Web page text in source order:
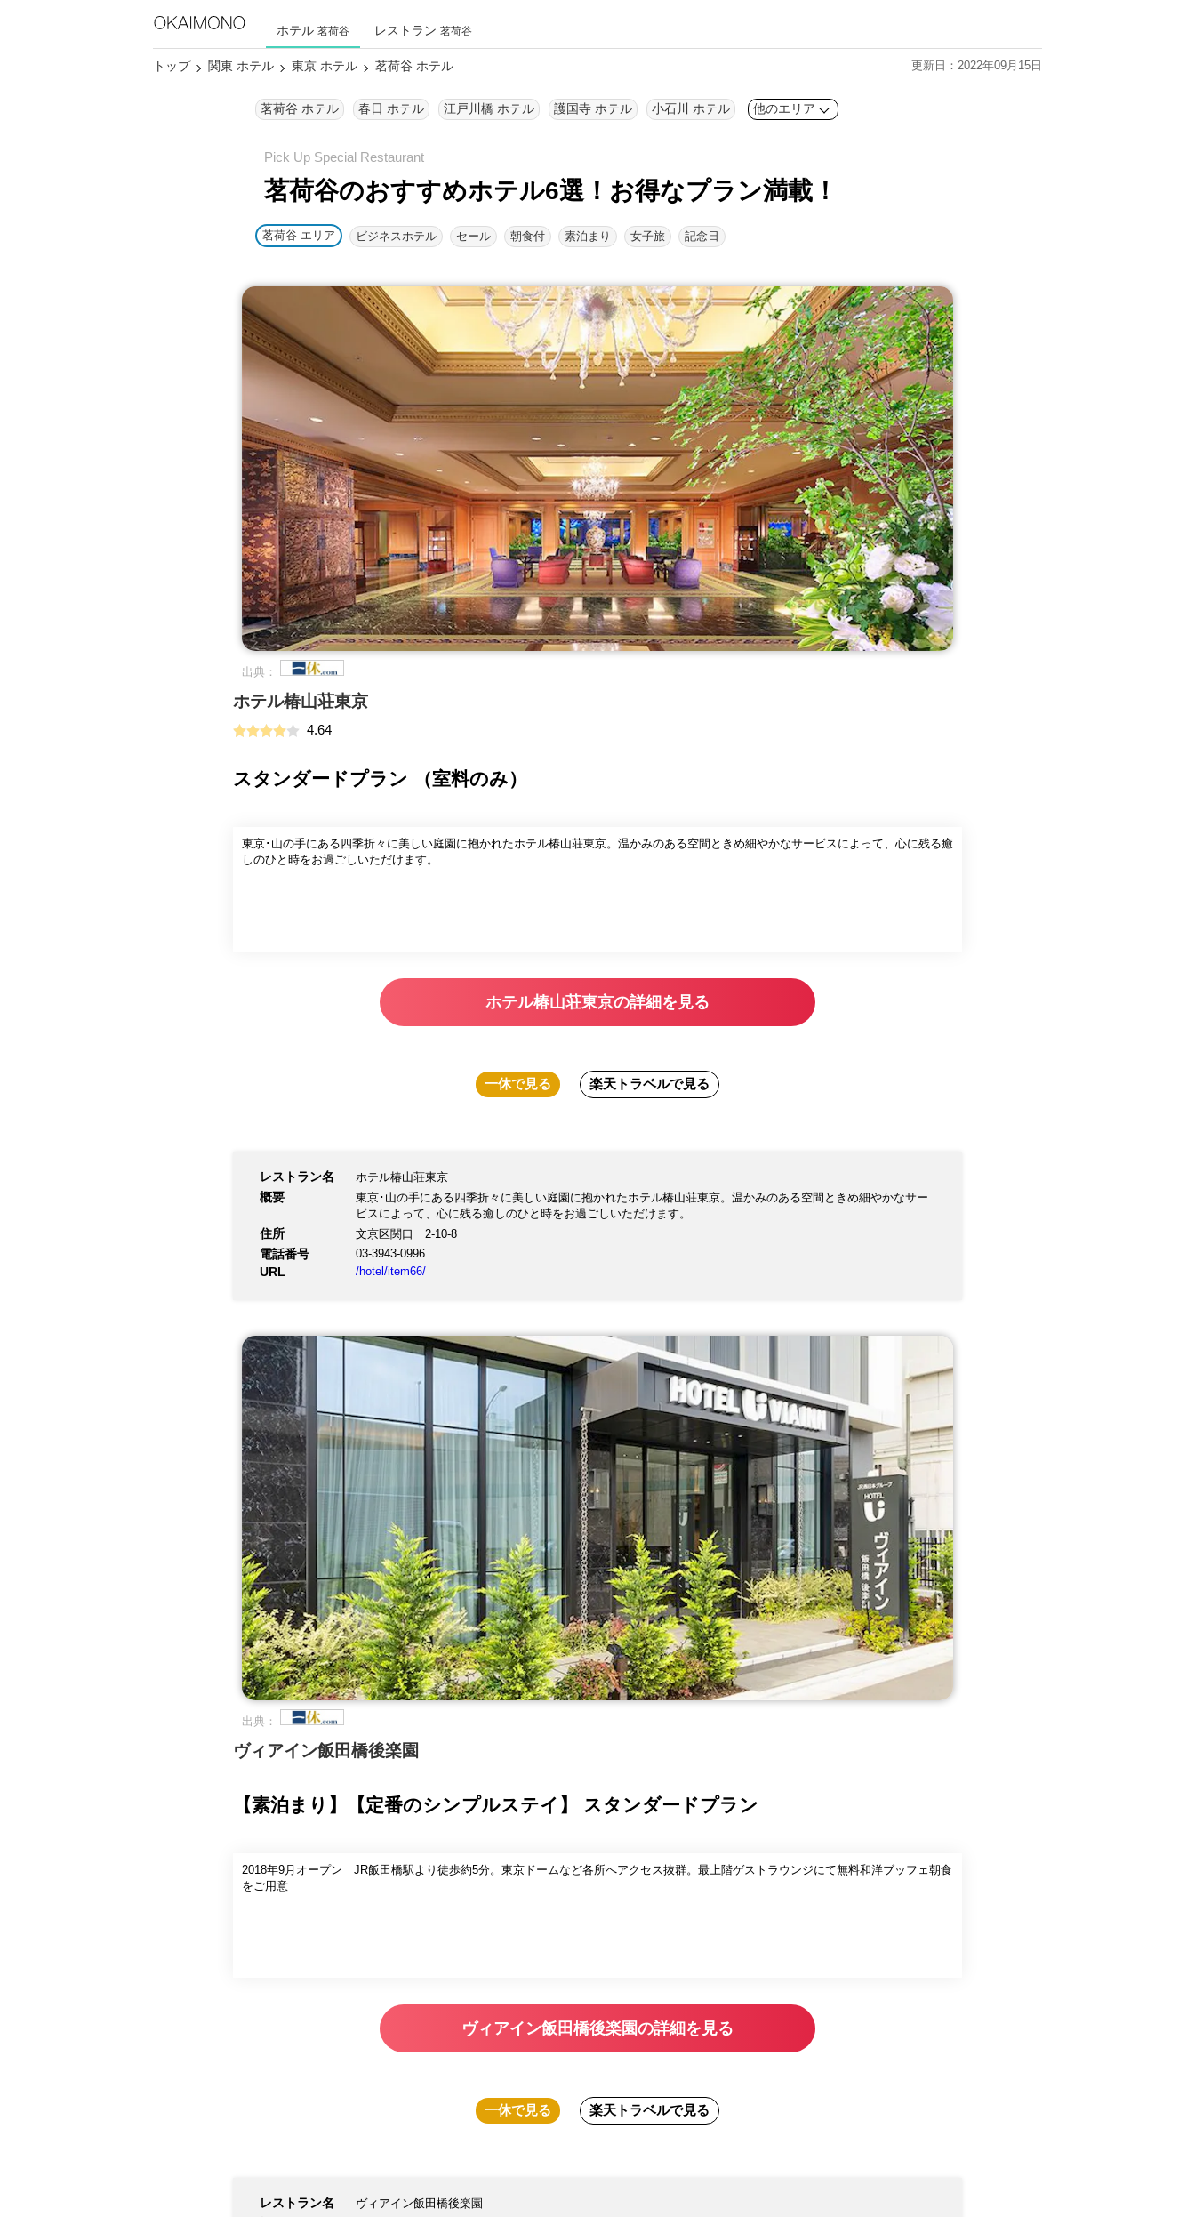
ホテル 茗荷谷 レストラン 茗荷谷
トップ 関東 ホテル 東京 ホテル 茗荷谷 ホテル 更新日：2022年09月15日
茗荷谷 ホテル 春日 ホテル 江戸川橋 ホテル 護国寺 ホテル 小石川 ホテル 他のエリア
茗荷谷のおすすめホテル6選！ お得なプラン満載！
茗荷谷 エリア ビジネスホテル セール 朝食付 素泊まり 女子旅 記念日
出典：
ホテル椿山荘東京
4.64
スタンダードプラン （室料のみ）
東京･山の手にある四季折々に美しい庭園に抱かれたホテル椿山荘東京。温かみのある空間ときめ細やかなサービスによって、心に残る癒
しのひと時をお過ごしいただけます。
ホテル椿山荘東京の詳細を見る
一休で見る 楽天トラベルで見る
レストラン名 ホテル椿山荘東京
概要
東京･山の手にある四季折々に美しい庭園に抱かれたホテル椿山荘東京。温かみのある空間ときめ細やかなサー
ビスによって、心に残る癒しのひと時をお過ごしいただけます。
住所 文京区関口 2-10-8
電話番号 03-3943-0996
URL /hotel/item66/
出典：
ヴィアイン飯田橋後楽園
【素泊まり】【定番のシンプルステイ】 スタンダードプラン
2018年9月オープン JR飯田橋駅より徒歩約5分。東京ドームなど各所へアクセス抜群。最上階ゲストラウンジにて無料和洋ブッフェ朝食
をご用意
ヴィアイン飯田橋後楽園の詳細を見る
一休で見る 楽天トラベルで見る
レストラン名 ヴィアイン飯田橋後楽園